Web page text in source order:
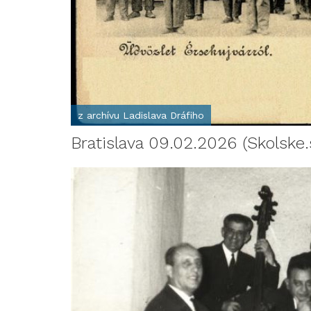
z archívu Ladislava Dráfiho
Bratislava 09.02.2026